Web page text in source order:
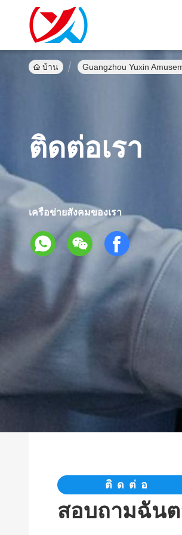
บ้าน Guangzhou Yuxin
ติดต่อเรา
เครือข่ายสังคมของเรา
ติดต่อ
สอบถามฉันต